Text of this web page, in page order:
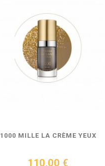
1000 MILLE LA CRÈME YEUX
Prix
110,00 €